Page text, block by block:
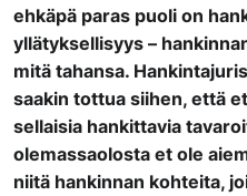
ehkäpä paras puoli on
yllätyksellisyys –
mitä tahansa.
saakin tottua siihen, että
sellaisia hankittavia
olemassaolosta et ole
niitä hankinnan kohteita,